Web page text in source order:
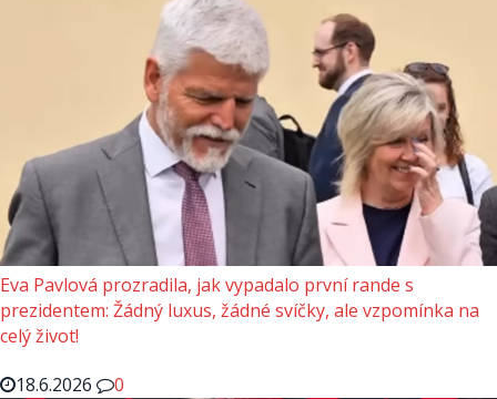
Eva Pavlová prozradila, jak vypadalo první rande s
prezidentem: Žádný luxus, žádné svíčky, ale vzpomínka na
celý život!
18.6.2026
0